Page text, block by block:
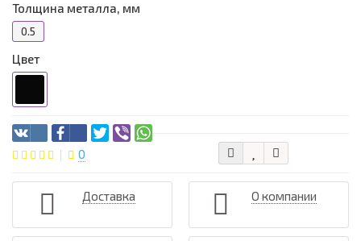
Толщина металла, мм
0.5
Цвет
0
Доставка О компании